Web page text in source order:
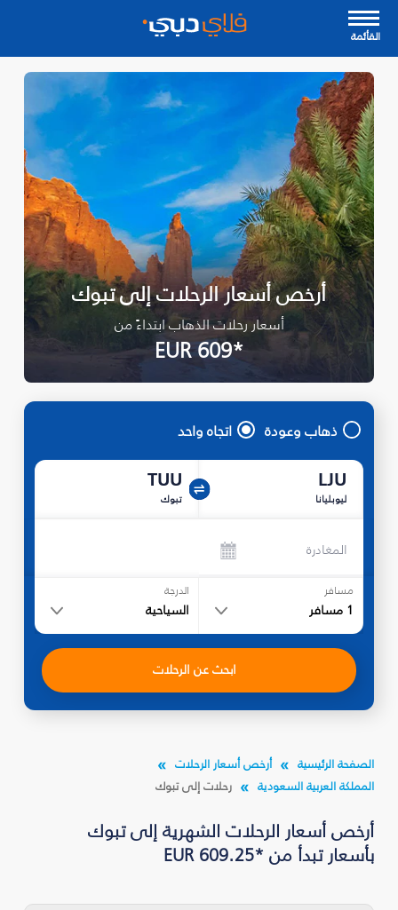
القأئمة
أرخص أسعار الرحلات إلى تبوك‎
أسعار رحلات الذهاب ابتداءً من
*EUR 609
ذهاب وعودة اتجاه واحد
LJU
ليوبليانا
TUU
تبوك‎
المغادرة
مسافر
1 مسافر
الدرجة
السياحية
ابحث عن الرحلات
الصفحة الرئيسية
أرخص أسعار الرحلات
المملكة العربية السعودية
رحلات إلى تبوك‎
أرخص أسعار الرحلات الشهرية إلى تبوك‎
بأسعار تبدأ من *EUR 609.25